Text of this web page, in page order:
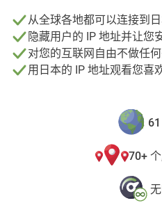
从全球各地都可以连接到日
隐藏用户的 IP 地址并让您
对您的互联网自由不做任何
用日本的 IP 地址观看您喜
70+